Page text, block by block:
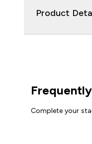
Product
Complete your